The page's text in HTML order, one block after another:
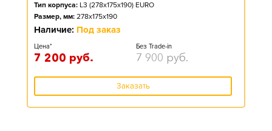
Тип корпуса: L3 (278x175x190) EURO
Размер, мм: 278x175x190
Наличие: Под заказ
Цена*
7 200 руб.
Без Trade-in
7 900 руб.
Заказать